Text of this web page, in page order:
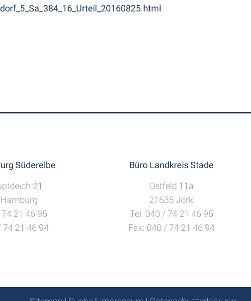
Süderelbe
21
21 46 95
74 21 46 94
Büro Landkreis Stade
Ostfeld 11a
21635 Jork
Tel: 040 / 74 21 46 95
Fax: 040 / 74 21 46 94